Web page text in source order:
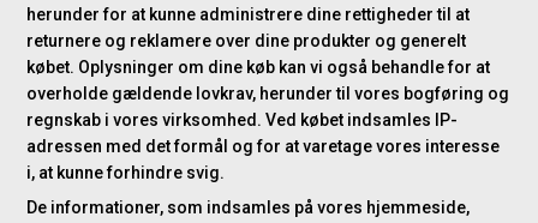
herunder for at kunne administrere dine rettigheder til at
returnere og reklamere over dine produkter og generelt
købet. Oplysninger om dine køb kan vi også behandle for at
overholde gældende lovkrav, herunder til vores bogføring og
regnskab i vores virksomhed. Ved købet indsamles IP-
adressen med det formål og for at varetage vores interesse
i, at kunne forhindre svig.
De informationer, som indsamles på vores hjemmeside,